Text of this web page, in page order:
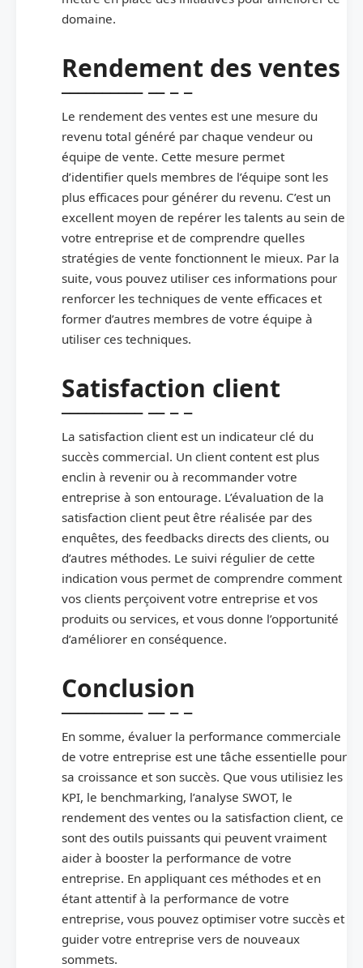
domaine.
Rendement des ventes
Le rendement des ventes est une mesure du
revenu total généré par chaque vendeur ou
équipe de vente. Cette mesure permet
d’identifier quels membres de l’équipe sont les
plus efficaces pour générer du revenu. C’est un
excellent moyen de repérer les talents au sein de
votre entreprise et de comprendre quelles
stratégies de vente fonctionnent le mieux. Par la
suite, vous pouvez utiliser ces informations pour
renforcer les techniques de vente efficaces et
former d’autres membres de votre équipe à
utiliser ces techniques.
Satisfaction client
La satisfaction client est un indicateur clé du
succès commercial. Un client content est plus
enclin à revenir ou à recommander votre
entreprise à son entourage. L’évaluation de la
satisfaction client peut être réalisée par des
enquêtes, des feedbacks directs des clients, ou
d’autres méthodes. Le suivi régulier de cette
indication vous permet de comprendre comment
vos clients perçoivent votre entreprise et vos
produits ou services, et vous donne l’opportunité
d’améliorer en conséquence.
Conclusion
En somme, évaluer la performance commerciale
de votre entreprise est une tâche essentielle pour
sa croissance et son succès. Que vous utilisiez les
KPI, le benchmarking, l’analyse SWOT, le
rendement des ventes ou la satisfaction client, ce
sont des outils puissants qui peuvent vraiment
aider à booster la performance de votre
entreprise. En appliquant ces méthodes et en
étant attentif à la performance de votre
entreprise, vous pouvez optimiser votre succès et
guider votre entreprise vers de nouveaux
sommets.